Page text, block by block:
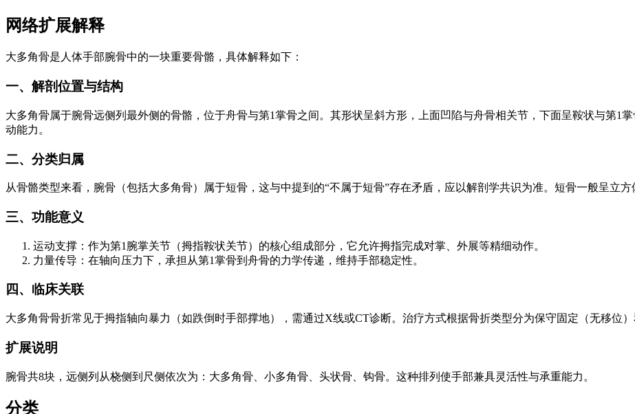
网络扩展解释
大多角骨是人体手部腕骨中的一块重要骨骼，具体解释如下：
一、解剖位置与结构
大多角骨属于腕骨远侧列最外侧的骨骼，位于舟骨与第1掌骨之间。其形状呈斜方形，上面凹陷与舟骨相关节，下面呈鞍状与第1
动能力。
二、分类归属
从骨骼类型来看，腕骨（包括大多角骨）属于短骨，这与中提到的“不属于短骨”存在矛盾，应以解剖学共识为准。短骨一般呈立
三、功能意义
运动支撑：作为第1腕掌关节（拇指鞍状关节）的核心组成部分，它允许拇指完成对掌、外展等精细动作。
力量传导：在轴向压力下，承担从第1掌骨到舟骨的力学传递，维持手部稳定性。
四、临床关联
大多角骨骨折常见于拇指轴向暴力（如跌倒时手部撑地），需通过X线或CT诊断。治疗方式根据骨折类型分为保守固定（无移位）
扩展说明
腕骨共8块，远侧列从桡侧到尺侧依次为：大多角骨、小多角骨、头状骨、钩骨。这种排列使手部兼具灵活性与承重能力。
分类